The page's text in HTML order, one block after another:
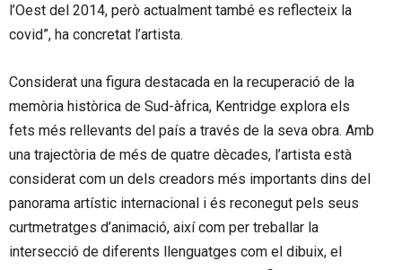
l’Oest del 2014, però actualment també es reflecteix la
covid”, ha concretat l’artista.
Considerat una figura destacada en la recuperació de la
memòria històrica de Sud-àfrica, Kentridge explora els
fets més rellevants del país a través de la seva obra. Amb
una trajectòria de més de quatre dècades, l’artista està
considerat com un dels creadors més importants dins del
panorama artístic internacional i és reconegut pels seus
curtmetratges d’animació, així com per treballar la
intersecció de diferents llenguatges com el dibuix, el